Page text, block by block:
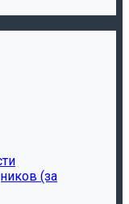
(за